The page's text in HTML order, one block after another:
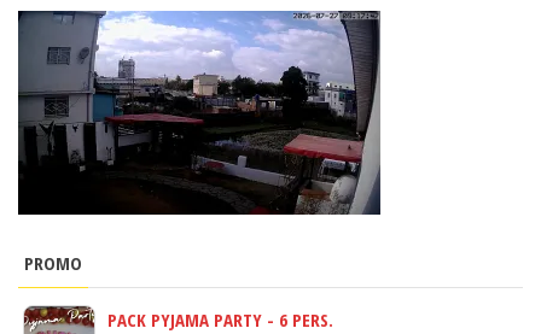
PROMO
PACK PYJAMA PARTY - 6 PERS.